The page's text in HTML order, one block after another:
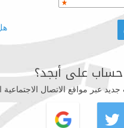
على أبجد؟
عبر مواقع الاتصال الاجتماعية